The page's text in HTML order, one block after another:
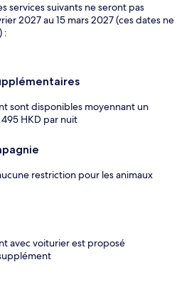
services suivants ne seront pas
2027 au 15 mars 2027 (ces dates ne
:
sont disponibles moyennant un
HKD par nuit
restriction pour les animaux
avec voiturier est proposé